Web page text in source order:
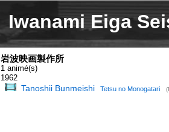
Iwanami Eiga
岩波映画製作所
1 animé(s)
1962
Tanoshii Bunmeishi Tetsu no Monogatari